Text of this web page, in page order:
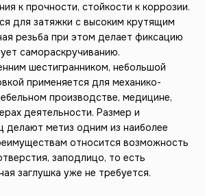
к прочности, стойкости к коррозии.
для затяжки с высоким крутящим
резьба при этом делает фиксацию
самораскручиванию.
шестигранником, небольшой
применяется для механико-
производстве, медицине,
деятельности. Размер и
делают метиз одним из наиболее
относится возможность
заподлицо, то есть
заглушка уже не требуется.